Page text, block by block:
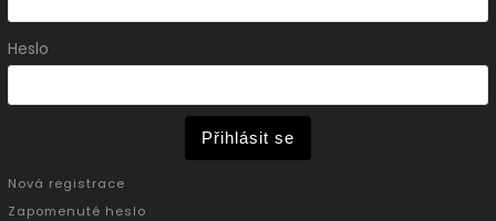
Heslo
Přihlásit se
Nová registrace
Zapomenuté heslo